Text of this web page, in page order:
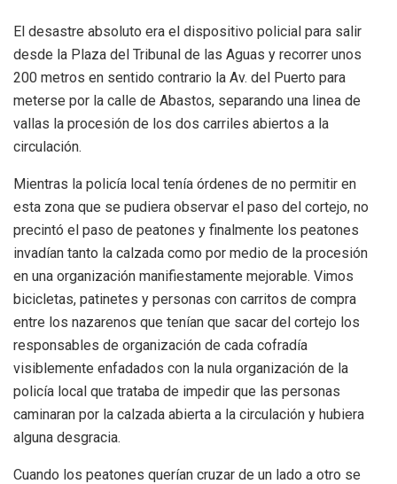
El desastre absoluto era el dispositivo policial para salir
desde la Plaza del Tribunal de las Aguas y recorrer unos
200 metros en sentido contrario la Av. del Puerto para
meterse por la calle de Abastos, separando una linea de
vallas la procesión de los dos carriles abiertos a la
circulación.
Mientras la policía local tenía órdenes de no permitir en
esta zona que se pudiera observar el paso del cortejo, no
precintó el paso de peatones y finalmente los peatones
invadían tanto la calzada como por medio de la procesión
en una organización manifiestamente mejorable. Vimos
bicicletas, patinetes y personas con carritos de compra
entre los nazarenos que tenían que sacar del cortejo los
responsables de organización de cada cofradía
visiblemente enfadados con la nula organización de la
policía local que trataba de impedir que las personas
caminaran por la calzada abierta a la circulación y hubiera
alguna desgracia.
Cuando los peatones querían cruzar de un lado a otro se